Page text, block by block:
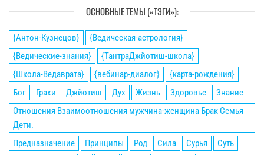
ОСНОВНЫЕ ТЕМЫ («ТЭГИ»):
{Антон-Кузнецов}
{Ведическая-астрология}
{Ведические-знания}
{ТантраДжйотиш-школа}
{Школа-Ведаврата}
{вебинар-диалог}
{карта-рождения}
Бог
Грахи Джйотиш Дух Жизнь Здоровье
Знание
Отношения Взаимоотношения мужчина-женщина Брак Семья
Дети.
Предназначение
Принципы Род Сила Сурья Суть